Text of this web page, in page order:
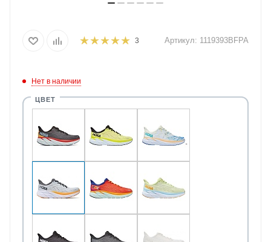
3 Артикул: 1119393BFPA
Нет в наличии